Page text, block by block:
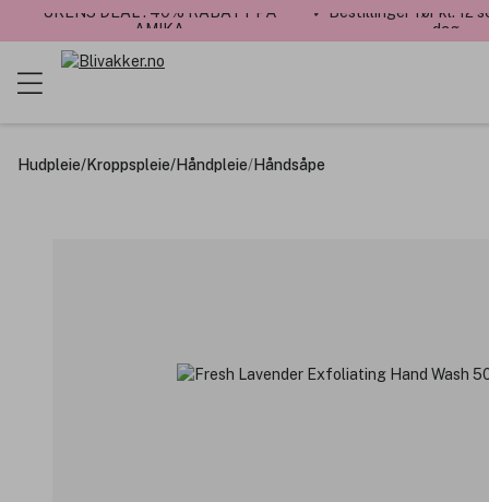
UKENS DEAL : 40% RABATT PÅ
AMIKA
✓ Bestillinger før kl. 12
dag
Hudpleie/Kroppspleie/Håndpleie/Håndsåpe